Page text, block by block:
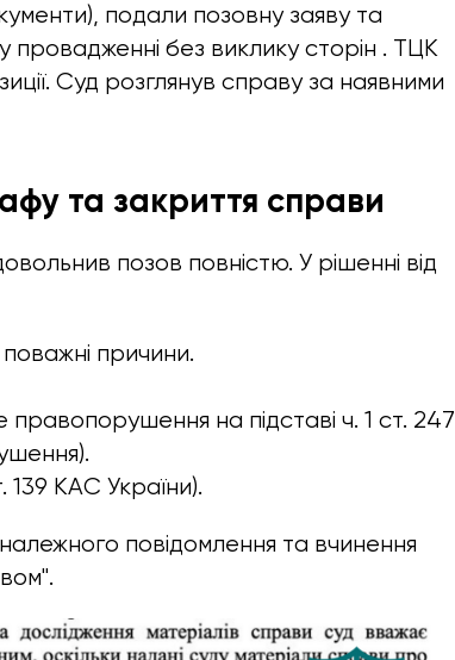
подали позовну заяву та
без виклику сторін . ТЦК
Суд розглянув справу за наявними
та закриття справи
позов повністю. У рішенні від
причини.
на підставі ч. 1 ст. 247
139 КАС України).
повідомлення та вчинення